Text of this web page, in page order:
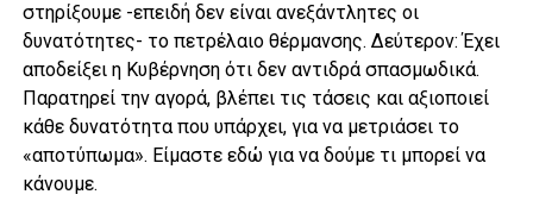
στηρίξουμε -επειδή δεν είναι ανεξάντλητες οι
δυνατότητες- το πετρέλαιο θέρμανσης. Δεύτερον: Έχει
αποδείξει η Κυβέρνηση ότι δεν αντιδρά σπασμωδικά.
Παρατηρεί την αγορά, βλέπει τις τάσεις και αξιοποιεί
κάθε δυνατότητα που υπάρχει, για να μετριάσει το
«αποτύπωμα». Είμαστε εδώ για να δούμε τι μπορεί να
κάνουμε.